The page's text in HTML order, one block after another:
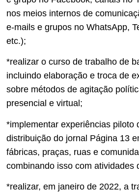
nos meios internos de
e-mails e grupos no WhatsApp,
etc.);
*realizar o curso de trabalho de
incluindo elaboração e troca de
sobre métodos de agitação
presencial e virtual;
*implementar experiências piloto
distribuição do jornal Página 13
fábricas, praças, ruas e
combinando isso com atividades
*realizar, em janeiro de 2022, a